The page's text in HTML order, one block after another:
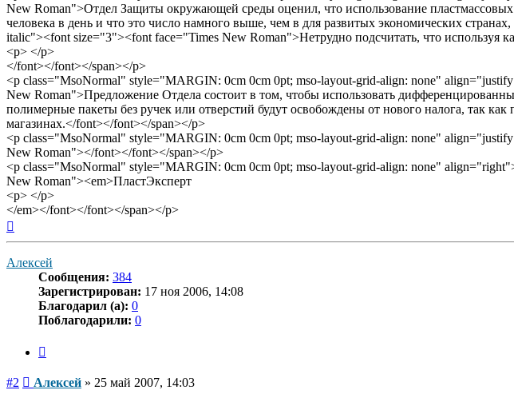
New Roman">Отдел Защиты окружающей среды оценил, что использование пластмассовых
человека в день и что это число намного выше, чем в для развитых экономических
italic"><font size="3"><font face="Times New Roman">Нетрудно подсчитать, что используя
<p> </p>
</font></font></span></p>
<p class="MsoNormal" style="MARGIN: 0cm 0cm 0pt; mso-layout-grid-align: none"
New Roman">Предложение Отдела состоит в том, чтобы использовать
полимерные пакеты без ручек или отверстий будут освобождены от нового налога, так
магазинах.</font></font></span></p>
<p class="MsoNormal" style="MARGIN: 0cm 0cm 0pt; mso-layout-grid-align: none"
New Roman"></font></font></span></p>
<p class="MsoNormal" style="MARGIN: 0cm 0cm 0pt; mso-layout-grid-align: none"
New Roman"><em>ПластЭксперт
<p> </p>
</em></font></font></span></p>
Алексей
Сообщения: 384
Зарегистрирован: 17 ноя 2006, 14:08
Благодарил (а): 0
Поблагодарили: 0
#2 Сообщение
Алексей » 25 май 2007, 14:03